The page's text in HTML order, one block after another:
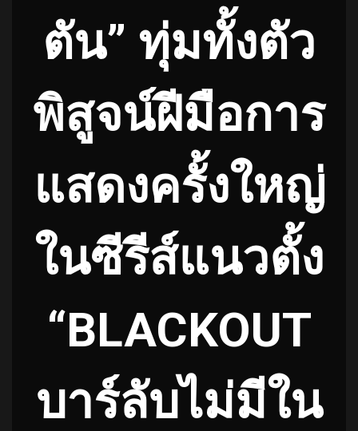
ตัน” ทุ่มทั้งตัว
พิสูจน์ฝีมือการ
แสดงครั้งใหญ่
ในซีรีส์แนวตั้ง
“BLACKOUT
บาร์ลับไม่มีใน